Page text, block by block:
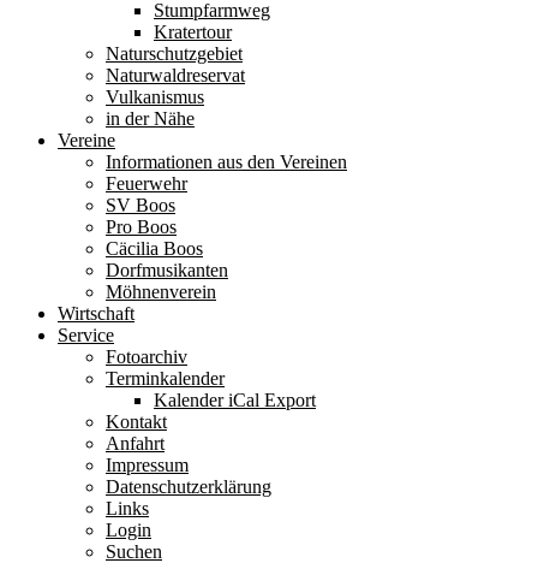
Stumpfarmweg
Kratertour
Naturschutzgebiet
Naturwaldreservat
Vulkanismus
in der Nähe
Vereine
Informationen aus den Vereinen
Feuerwehr
SV Boos
Pro Boos
Cäcilia Boos
Dorfmusikanten
Möhnenverein
Wirtschaft
Service
Fotoarchiv
Terminkalender
Kalender iCal Export
Kontakt
Anfahrt
Impressum
Datenschutzerklärung
Links
Login
Suchen